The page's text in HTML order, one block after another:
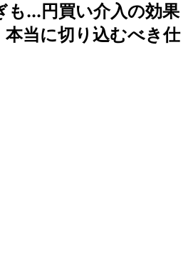
も...円買い介入の効果
当に切り込むべき仕